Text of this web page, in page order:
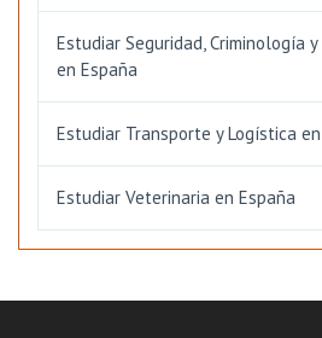
Estudiar Seguridad, Criminología
en España
Estudiar Transporte y Logística
Estudiar Veterinaria en España